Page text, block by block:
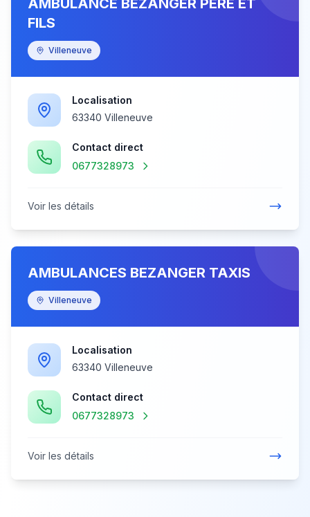
AMBULANCE BEZANGER PERE ET
FILS
Villeneuve
Localisation
63340 Villeneuve
Contact direct
0677328973
Voir les détails
AMBULANCES BEZANGER TAXIS
Villeneuve
Localisation
63340 Villeneuve
Contact direct
0677328973
Voir les détails